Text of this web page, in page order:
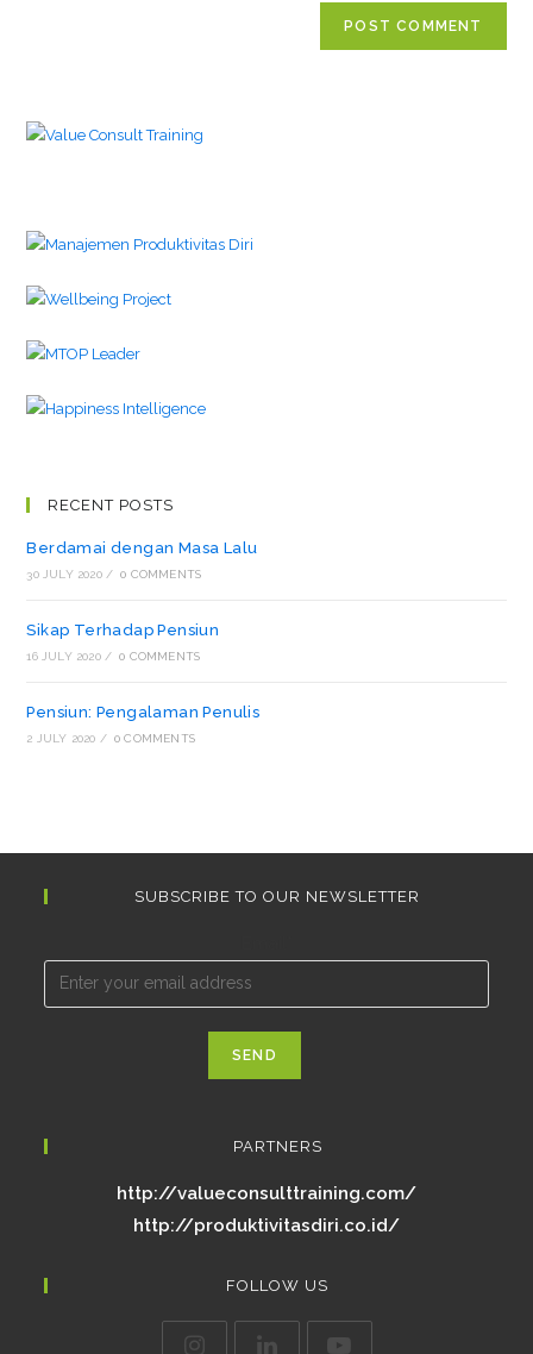
RECENT POSTS
Berdamai dengan Masa Lalu
30 JULY 2020 / 0 COMMENTS
Sikap Terhadap Pensiun
16 JULY 2020 / 0 COMMENTS
Pensiun: Pengalaman Penulis
2 JULY 2020 / 0 COMMENTS
SUBSCRIBE TO OUR NEWSLETTER
PARTNERS
http://valueconsulttraining.com/
http://produktivitasdiri.co.id/
FOLLOW US